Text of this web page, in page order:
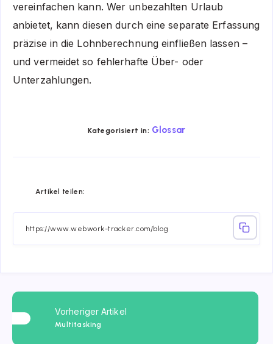
vereinfachen kann. Wer unbezahlten Urlaub
anbietet, kann diesen durch eine separate Erfassung
präzise in die Lohnberechnung einfließen lassen –
und vermeidet so fehlerhafte Über- oder
Unterzahlungen.
Kategorisiert in: Glossar
Artikel teilen:
Whatsapp
Vorheriger Artikel
Multitasking